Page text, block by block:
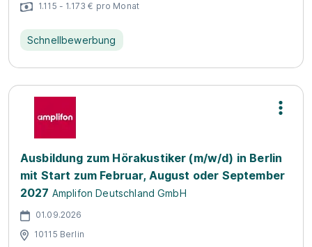
1.115 - 1.173 € pro Monat
Schnellbewerbung
Ausbildung zum Hörakustiker (m/w/d) in Berlin
mit Start zum Februar, August oder September
2027 Amplifon Deutschland GmbH
01.09.2026
10115 Berlin